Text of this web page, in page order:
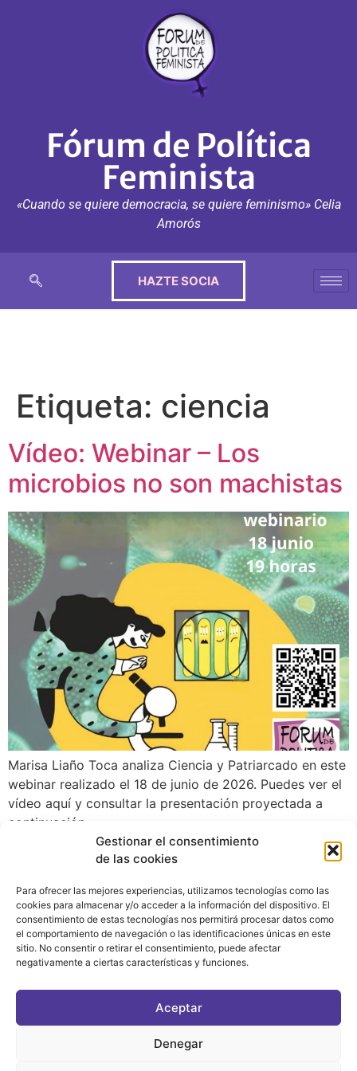
Gestionar el consentimiento
de las cookies
Para ofrecer las mejores experiencias, utilizamos tecnologías como las
cookies para almacenar y/o acceder a la información del dispositivo. El
consentimiento de estas tecnologías nos permitirá procesar datos como
el comportamiento de navegación o las identificaciones únicas en este
sitio. No consentir o retirar el consentimiento, puede afectar
negativamente a ciertas características y funciones.
Aceptar
Denegar
Fórum de Política
Feminista
«Cuando se quiere democracia, se quiere feminismo» Celia
Amorós
HAZTE SOCIA
Etiqueta: ciencia
Vídeo: Webinar – Los
microbios no son machistas
Marisa Liaño Toca analiza Ciencia y Patriarcado en este
webinar realizado el 18 de junio de 2026. Puedes ver el
vídeo aquí y consultar la presentación proyectada a
continuación.
ASOCIATE AL FÓRUM
C/ BRAVO MURILLO, 4 DESPACHO 5. 28015 MADRID